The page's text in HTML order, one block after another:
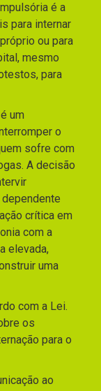
é a
para internar
ou para
mesmo
para
um
o
sofre com
A decisão
crítica em
com a
elevada,
uma
com a Lei.
os
para o
ao